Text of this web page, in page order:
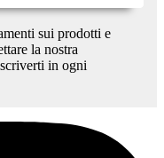
sui prodotti e
la nostra
in ogni